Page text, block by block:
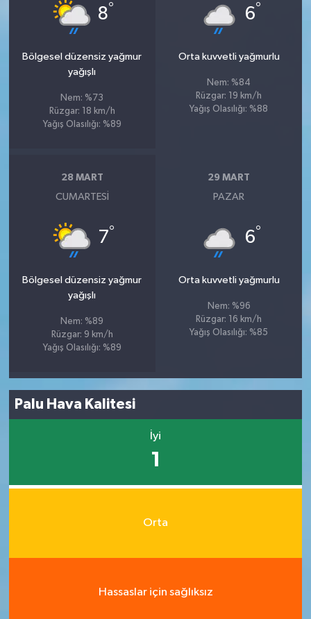
8°
Bölgesel düzensiz yağmur
yağışlı
Nem: %73
Rüzgar: 18 km/h
Yağış Olasılığı: %89
6°
Orta kuvvetli yağmurlu
Nem: %84
Rüzgar: 19 km/h
Yağış Olasılığı: %88
28 MART
CUMARTESI
7°
Bölgesel düzensiz yağmur
yağışlı
Nem: %89
Rüzgar: 9 km/h
Yağış Olasılığı: %89
29 MART
PAZAR
6°
Orta kuvvetli yağmurlu
Nem: %96
Rüzgar: 16 km/h
Yağış Olasılığı: %85
Palu Hava Kalitesi
İyi
1
Orta
Hassaslar için sağlıksız